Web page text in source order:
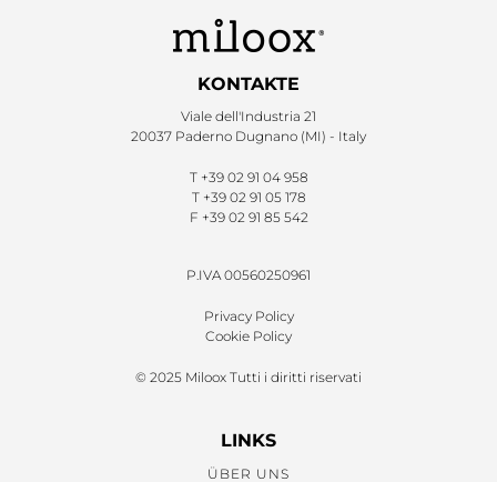
KONTAKTE
Viale dell'Industria 21
20037 Paderno Dugnano (MI) - Italy
T +39 02 91 04 958
T +39 02 91 05 178
F +39 02 91 85 542
P.IVA 00560250961
Privacy Policy
Cookie Policy
© 2025 Miloox Tutti i diritti riservati
LINKS
ÜBER UNS